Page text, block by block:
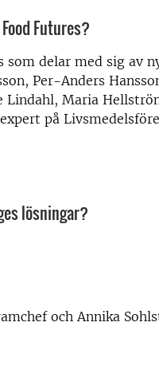
Futures?
som delar med sig av
Per-Anders
Lindahl, Maria
på
lösningar?
och Annika